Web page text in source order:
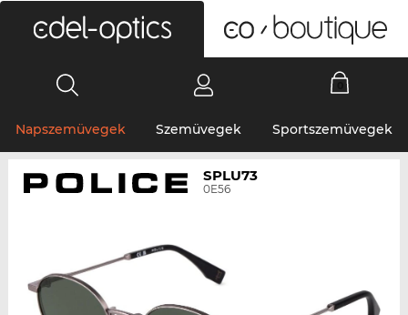
Napszemüvegek Szemüvegek Sportszemüvegek
SPLU73
0E56